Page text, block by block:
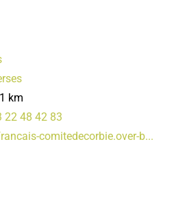
km
22 48 42 83
comitedecorbie.over-b...